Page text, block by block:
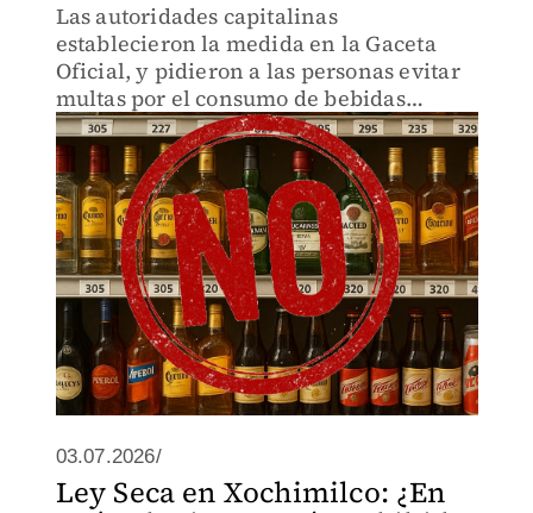
Las autoridades capitalinas
establecieron la medida en la Gaceta
Oficial, y pidieron a las personas evitar
multas por el consumo de bebidas
alcohólicas.
03.07.2026/
Ley Seca en Xochimilco: ¿En